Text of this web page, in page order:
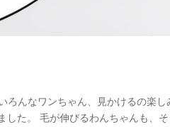
ろんなワンちゃん、見かけるの楽し
した。 毛が伸びるわんちゃんも、